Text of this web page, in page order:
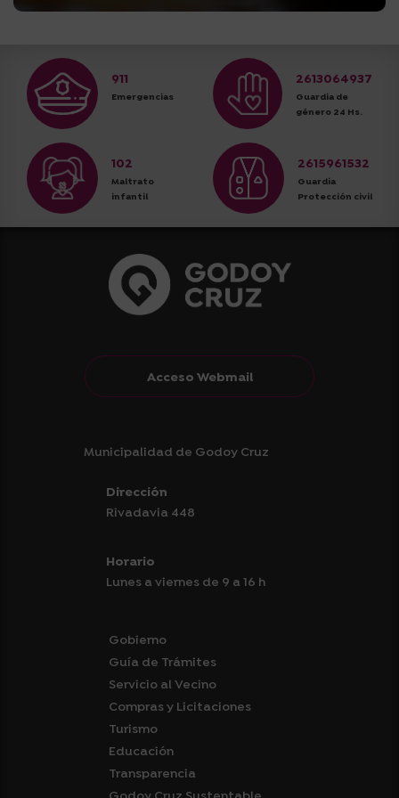
911
Emergencias
2613064937
Guardia de
género 24 Hs.
102
Maltrato
infantil
2615961532
Guardia
Protección civil
Acceso Webmail
Municipalidad de Godoy Cruz
Dirección
Rivadavia 448
Horario
Lunes a viernes de 9 a 16 h
Gobierno
Guía de Trámites
Servicio al Vecino
Compras y Licitaciones
Turismo
Educación
Transparencia